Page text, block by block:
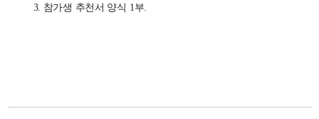
보유도서
3. 참가생 추천서 양식 1부.